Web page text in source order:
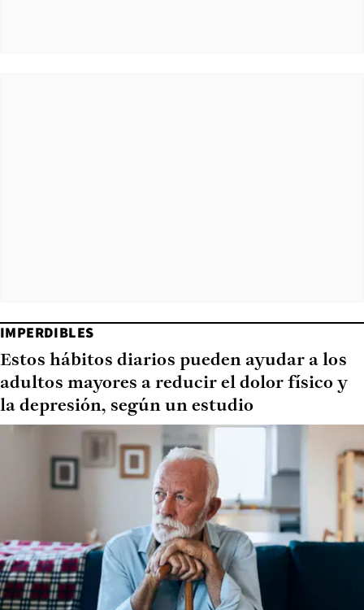
IMPERDIBLES
Estos hábitos diarios pueden ayudar a los
adultos mayores a reducir el dolor físico y
la depresión, según un estudio